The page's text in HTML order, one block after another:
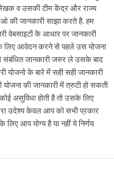
व उसकी टीम केंद्र और राज्य
की जानकारी साझा करते है. हम
वेबसाइटों के आधार पर जानकारी
के लिए आवेदन करने से पहले उस योजना
जानकारी जरुर ले उसके बाद
योजनो के बारे में सही सही जानकारी
की जानकारी में त्रुटी हो सकती
असुविधा होती है तो उसके लिए
उदेश्य केवल आप को सभी प्रकार
आप योग्य है या नहीं ये निर्णय